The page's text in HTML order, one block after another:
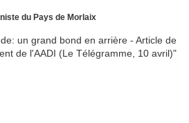
du Pays de Morlaix